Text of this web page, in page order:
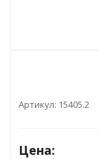
Артикул: 15405.2
Цена: